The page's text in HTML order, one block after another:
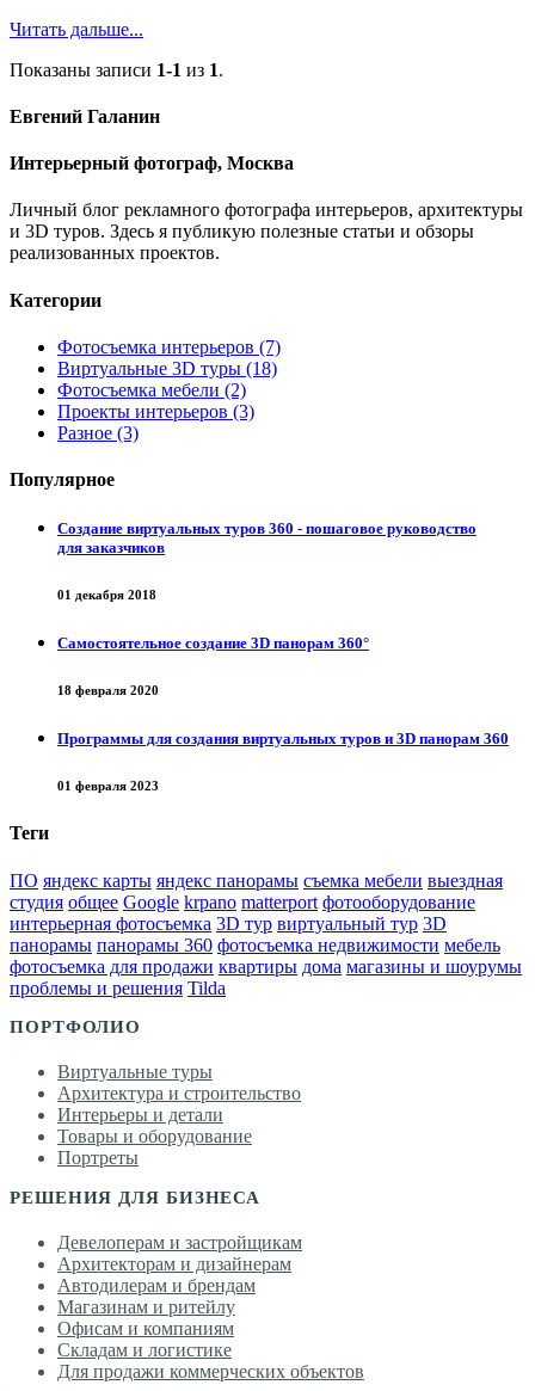
Читать дальше...
Показаны записи 1-1 из 1.
Евгений Галанин
Интерьерный фотограф, Москва
Личный блог рекламного фотографа интерьеров, архитектуры
и 3D туров. Здесь я публикую полезные статьи и обзоры
реализованных проектов.
Категории
Фотосъемка интерьеров (7)
Виртуальные 3D туры (18)
Фотосъемка мебели (2)
Проекты интерьеров (3)
Разное (3)
Популярное
Создание виртуальных туров 360 - пошаговое руководство
для заказчиков
01 декабря 2018
Самостоятельное создание 3D панорам 360°
18 февраля 2020
Программы для создания виртуальных туров и 3D панорам 360
01 февраля 2023
Теги
ПО яндекс карты яндекс панорамы съемка мебели выездная
студия общее Google krpano matterport фотооборудование
интерьерная фотосъемка 3D тур виртуальный тур 3D
панорамы панорамы 360 фотосъемка недвижимости мебель
фотосъемка для продажи квартиры дома магазины и шоурумы
проблемы и решения Tilda
ПОРТФОЛИО
Виртуальные туры
Архитектура и строительство
Интерьеры и детали
Товары и оборудование
Портреты
РЕШЕНИЯ ДЛЯ БИЗНЕСА
Девелоперам и застройщикам
Архитекторам и дизайнерам
Автодилерам и брендам
Магазинам и ритейлу
Офисам и компаниям
Складам и логистике
Для продажи коммерческих объектов